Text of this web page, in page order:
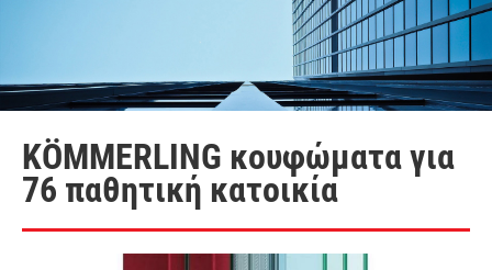
KÖMMERLING κουφώματα για
76 παθητική κατοικία